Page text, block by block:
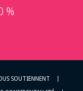
%
SOUTIENNENT